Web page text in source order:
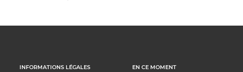
INFORMATIONS LÉGALES EN CE MOMENT